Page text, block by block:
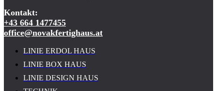
Kontakt:
+43 664 1477455
office@novakfertighaus.at
LINIE ERDOL HAUS
LINIE BOX HAUS
LINIE DESIGN HAUS